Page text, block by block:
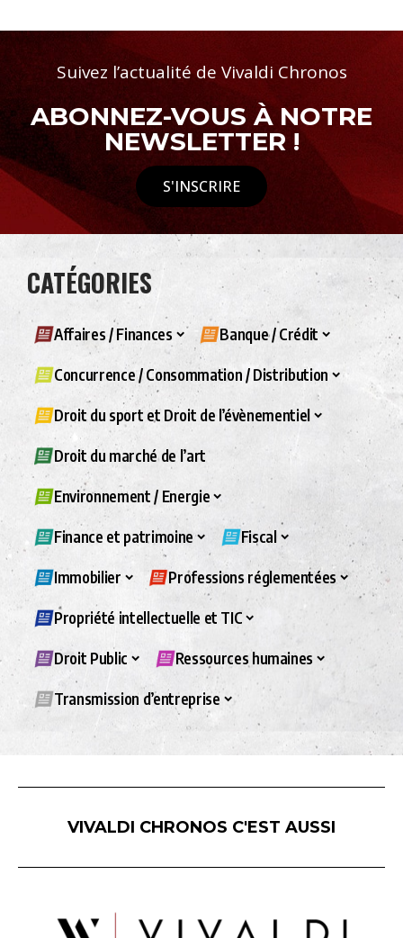
Suivez l’actualité de Vivaldi Chronos
ABONNEZ-VOUS À NOTRE
NEWSLETTER !
S'INSCRIRE
CATÉGORIES
Affaires / Finances Banque / Crédit
Concurrence / Consommation / Distribution
Droit du sport et Droit de l’évènementiel
Droit du marché de l’art
Environnement / Energie
Finance et patrimoine Fiscal
Immobilier Professions réglementées
Propriété intellectuelle et TIC
Droit Public Ressources humaines
Transmission d’entreprise
VIVALDI CHRONOS C'EST AUSSI